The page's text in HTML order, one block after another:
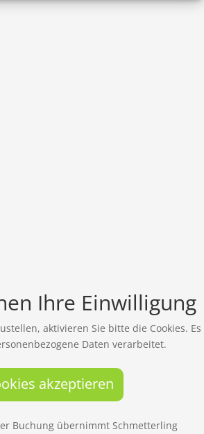
Ihre Einwilligung
aktivieren Sie bitte die Cookies. Es
Daten verarbeitet.
akzeptieren
Buchung übernimmt Schmetterling